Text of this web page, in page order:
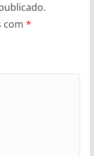
com *